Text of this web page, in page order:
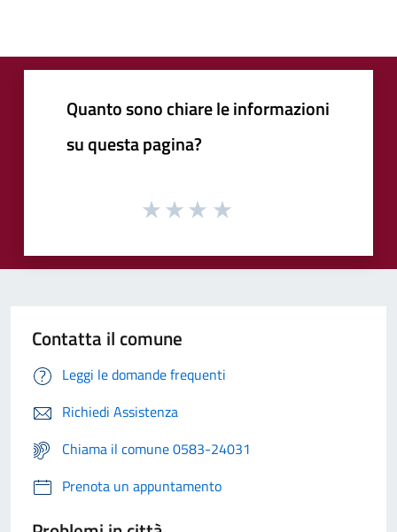
Quanto sono chiare le informazioni
su questa pagina?
Contatta il comune
Leggi le domande frequenti
Richiedi Assistenza
Chiama il comune 0583-24031
Prenota un appuntamento